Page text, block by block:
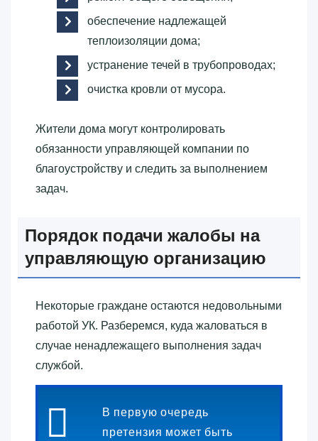
обеспечение надлежащей
теплоизоляции дома;
устранение течей в трубопроводах;
очистка кровли от мусора.
Жители дома могут контролировать
обязанности управляющей компании по
благоустройству и следить за выполнением
задач.
Порядок подачи жалобы на
управляющую организацию
Некоторые граждане остаются недовольными
работой УК. Разберемся, куда жаловаться в
случае ненадлежащего выполнения задач
службой.
В первую очередь
претензия может быть